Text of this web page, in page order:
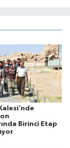
Birinci Etap